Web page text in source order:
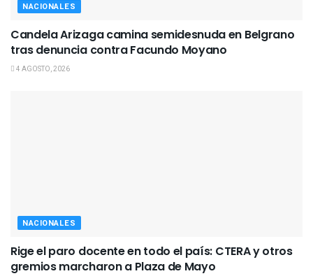
NACIONALES
Candela Arizaga camina semidesnuda en Belgrano
tras denuncia contra Facundo Moyano
4 AGOSTO, 2026
NACIONALES
Rige el paro docente en todo el país: CTERA y otros
gremios marcharon a Plaza de Mayo